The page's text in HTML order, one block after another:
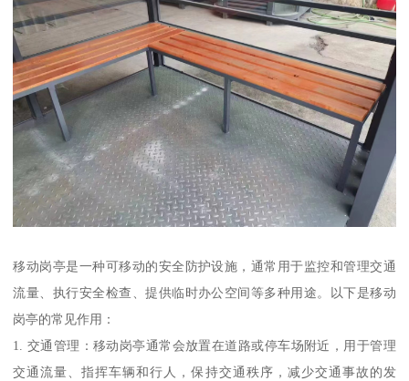
移动岗亭是一种可移动的安全防护设施，通常用于监控和管理交通
流量、执行安全检查、提供临时办公空间等多种用途。以下是移动
岗亭的常见作用：
1. 交通管理：移动岗亭通常会放置在道路或停车场附近，用于管理
交通流量、指挥车辆和行人，保持交通秩序，减少交通事故的发